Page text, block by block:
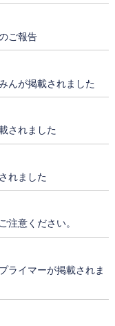
ご報告
んが掲載されました
されました
れました
注意ください。
ライマーが掲載されま